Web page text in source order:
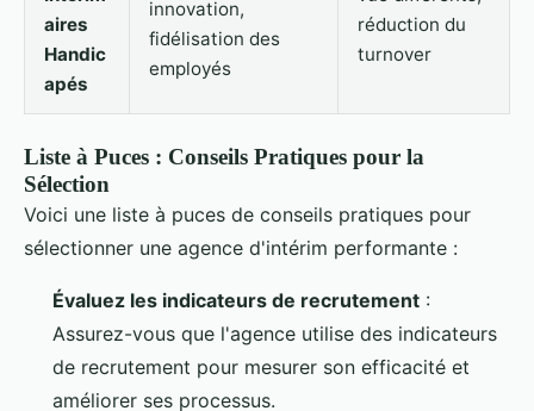
aires
Handic
apés
innovation,
fidélisation des
employés
réduction du
turnover
Liste à Puces : Conseils Pratiques pour la
Sélection
Voici une liste à puces de conseils pratiques pour
sélectionner une agence d'intérim performante :
Évaluez les indicateurs de recrutement :
Assurez-vous que l'agence utilise des indicateurs
de recrutement pour mesurer son efficacité et
améliorer ses processus.